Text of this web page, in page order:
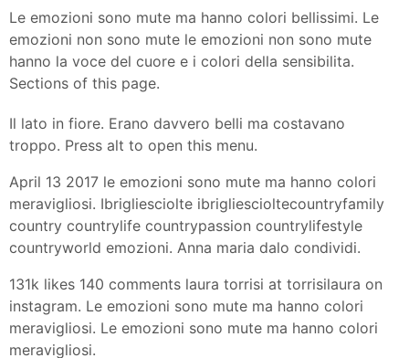
Le emozioni sono mute ma hanno colori bellissimi. Le
emozioni non sono mute le emozioni non sono mute
hanno la voce del cuore e i colori della sensibilita.
Sections of this page.
Il lato in fiore. Erano davvero belli ma costavano
troppo. Press alt to open this menu.
April 13 2017 le emozioni sono mute ma hanno colori
meravigliosi. Ibrigliesciolte ibrigliescioltecountryfamily
country countrylife countrypassion countrylifestyle
countryworld emozioni. Anna maria dalo condividi.
131k likes 140 comments laura torrisi at torrisilaura on
instagram. Le emozioni sono mute ma hanno colori
meravigliosi. Le emozioni sono mute ma hanno colori
meravigliosi.